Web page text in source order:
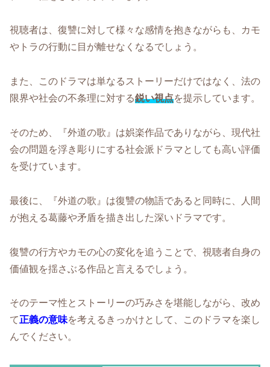
視聴者は、復讐に対して様々な感情を抱きながらも、カモ
やトラの行動に目が離せなくなるでしょう。
また、このドラマは単なるストーリーだけではなく、法の
限界や社会の不条理に対する鋭い視点を提示しています。
そのため、『外道の歌』は娯楽作品でありながら、現代社
会の問題を浮き彫りにする社会派ドラマとしても高い評価
を受けています。
最後に、『外道の歌』は復讐の物語であると同時に、人間
が抱える葛藤や矛盾を描き出した深いドラマです。
復讐の行方やカモの心の変化を追うことで、視聴者自身の
価値観を揺さぶる作品と言えるでしょう。
そのテーマ性とストーリーの巧みさを堪能しながら、改め
て正義の意味を考えるきっかけとして、このドラマを楽し
んでください。